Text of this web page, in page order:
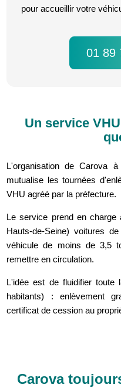
pour accueillir votre
01 89
Un service
L'organisation de Carova à
mutualise les tournées
VHU agréé par la préfecture.
Le service prend en charge
Hauts-de-Seine) voitures
véhicule de moins de 3,5
remettre en circulation.
L'idée est de fluidifier toute
habitants) : enlèvement
certificat de cession au
Carova